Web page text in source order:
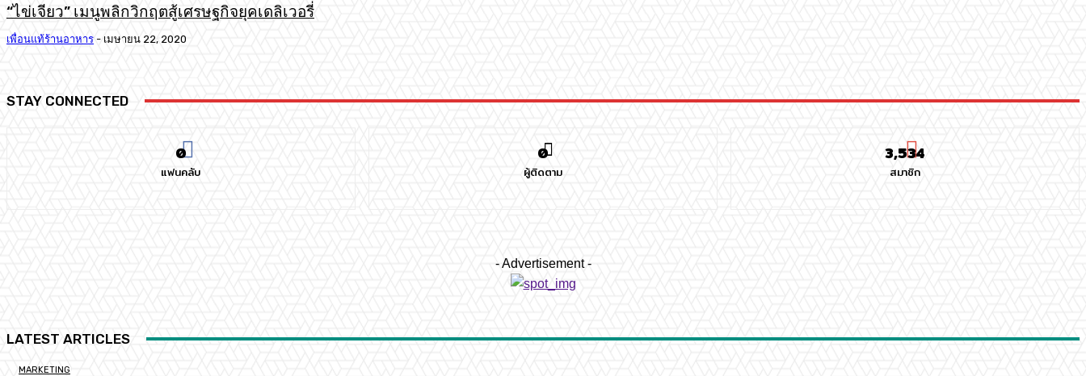
“ไข่เจียว” เมนูพลิกวิกฤตสู้เศรษฐกิจยุคเดลิเวอรี่
เพื่อนแท้ร้านอาหาร - เมษายน 22, 2020
STAY CONNECTED
0
แฟนคลับ
0
ผู้ติดตาม
3,534
สมาชิก
- Advertisement -
LATEST ARTICLES
MARKETING